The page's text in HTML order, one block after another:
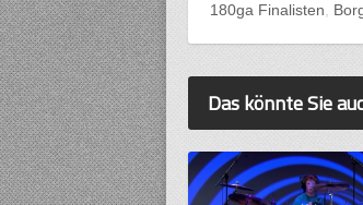
180ga Finalisten
Das könnte Sie